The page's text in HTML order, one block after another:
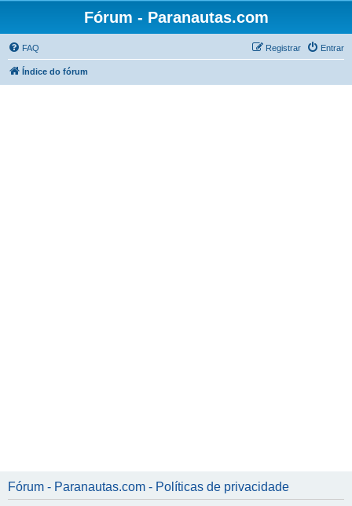
Fórum - Paranautas.com
FAQ Entrar
Registrar
Índice do fórum
Fórum - Paranautas.com - Políticas de privacidade